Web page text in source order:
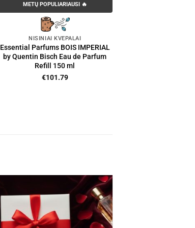
METŲ POPULIARIAUSI 🔥
NIŠINIAI KVEPALAI
Essential Parfums BOIS IMPERIAL
by Quentin Bisch Eau de Parfum
Refill 150 ml
€101.79